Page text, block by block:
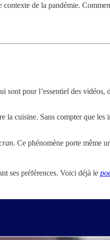
de la pandémie.
sont pour l’essentiel des vidéos,
la cuisine. Sans compter que les
. Ce phénomène porte même
ses préférences. Voici déjà le